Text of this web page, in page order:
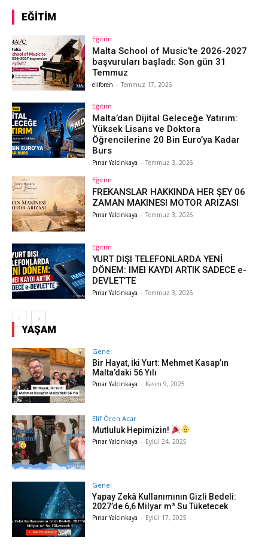
EĞITIM
Eğitim
Malta School of Music’te 2026-2027
başvuruları başladı: Son gün 31
Temmuz
eliforen - Temmuz 17, 2026
Eğitim
Malta’dan Dijital Geleceğe Yatırım:
Yüksek Lisans ve Doktora
Öğrencilerine 20 Bin Euro’ya Kadar
Burs
Pınar Yalcinkaya - Temmuz 3, 2026
Eğitim
FREKANSLAR HAKKINDA HER ŞEY 06
ZAMAN MAKINESI MOTOR ARIZASI
Pınar Yalcinkaya - Temmuz 3, 2026
Eğitim
YURT DIŞI TELEFONLARDA YENİ
DÖNEM: IMEI KAYDI ARTIK SADECE e-
DEVLET’TE
Pınar Yalcinkaya - Temmuz 3, 2026
YAŞAM
Genel
Bir Hayat, İki Yurt: Mehmet Kasap’ın
Malta’daki 56 Yılı
Pınar Yalcinkaya - Kasım 9, 2025
Elif Ören Acar
Mutluluk Hepimizin!
Pınar Yalcinkaya - Eylül 24, 2025
Genel
Yapay Zekâ Kullanımının Gizli Bedeli:
2027’de 6,6 Milyar m³ Su Tüketecek
Pınar Yalcinkaya - Eylül 17, 2025